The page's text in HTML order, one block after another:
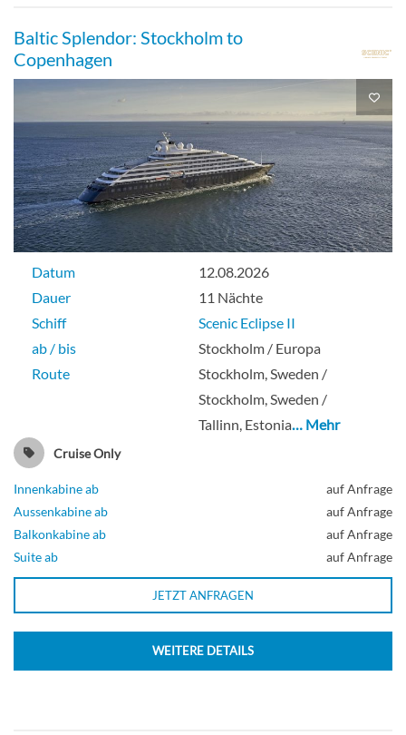
Baltic Splendor: Stockholm to
Copenhagen
Datum
12.08.2026
Dauer
11 Nächte
Schiff
Scenic Eclipse II
ab / bis
Stockholm / Europa
Route
Stockholm, Sweden /
Stockholm, Sweden /
Tallinn, Estonia… Mehr
Cruise Only
Innenkabine ab
auf Anfrage
Aussenkabine ab
auf Anfrage
Balkonkabine ab
auf Anfrage
Suite ab
auf Anfrage
JETZT ANFRAGEN
WEITERE DETAILS